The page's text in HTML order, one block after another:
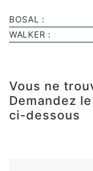
BOSAL :
WALKER :
Vous ne
Demandez
ci-dessous